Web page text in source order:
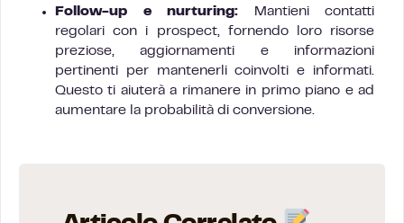
Follow-up e nurturing: Mantieni contatti
regolari con i prospect, fornendo loro risorse
preziose, aggiornamenti e informazioni
pertinenti per mantenerli coinvolti e informati.
Questo ti aiuterà a rimanere in primo piano e ad
aumentare la probabilità di conversione.